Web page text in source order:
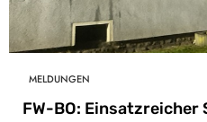
MELDUNGEN
FW-BO: Einsatzreicher